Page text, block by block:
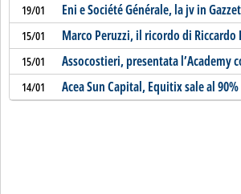
19/01 Eni e Société Générale, la jv in
15/01 Marco Peruzzi, il ricordo di Riccardo
15/01 Assocostieri, presentata l’Academy
14/01 Acea Sun Capital, Equitix sale al 90%